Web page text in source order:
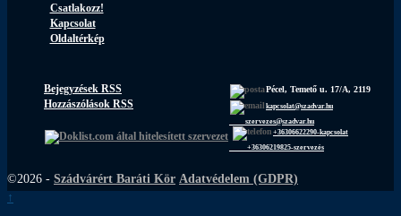
Csatlakozz!
Kapcsolat
Oldaltérkép
Bejegyzések RSS
Hozzászólások RSS
Pécel, Temető u. 17/A, 2119
kapcsolat@szadvar.hu
szervezes@szadvar.hu
+36306622290-kapcsolat
+36306219825-szervezés
©2026 - Szádvárért Baráti Kör Adatvédelem (GDPR)
↑